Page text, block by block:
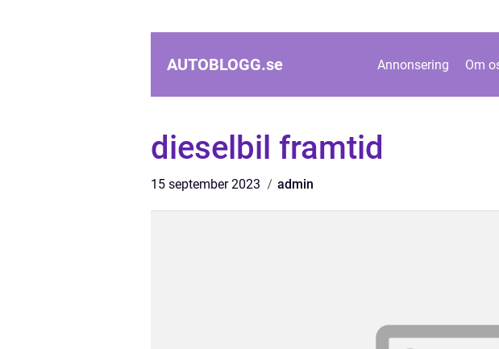
AUTOBLOGG.se Annonsering Om
dieselbil framtid
15 september 2023 admin